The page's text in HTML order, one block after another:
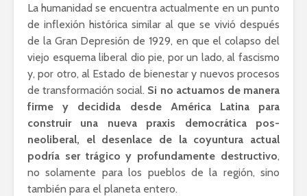
La humanidad se encuentra actualmente en un punto
de inflexión histórica similar al que se vivió después
de la Gran Depresión de 1929, en que el colapso del
viejo esquema liberal dio pie, por un lado, al fascismo
y, por otro, al Estado de bienestar y nuevos procesos
de transformación social. Si no actuamos de manera
firme y decidida desde América Latina para
construir una nueva praxis democrática pos-
neoliberal, el desenlace de la coyuntura actual
podría ser trágico y profundamente destructivo,
no solamente para los pueblos de la región, sino
también para el planeta entero.